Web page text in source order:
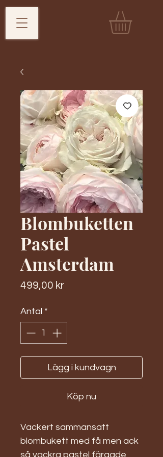
Blombuketten
Pastel
Amsterdam
499,00 krPris
Antal *
Lägg i kundvagn
Köp nu
Vackert sammansatt
blombukett med få men ack
så vackra pastel färgade